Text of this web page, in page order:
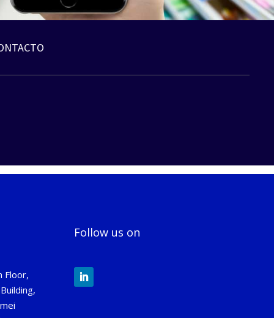
Floor,
Follow us on